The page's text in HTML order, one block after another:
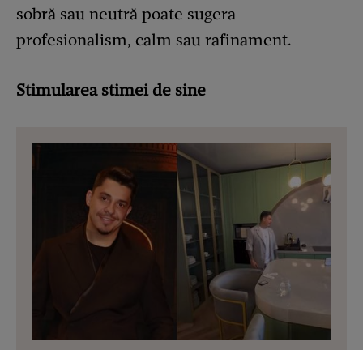
sobră sau neutră poate sugera
profesionalism, calm sau rafinament.
Stimularea stimei de sine